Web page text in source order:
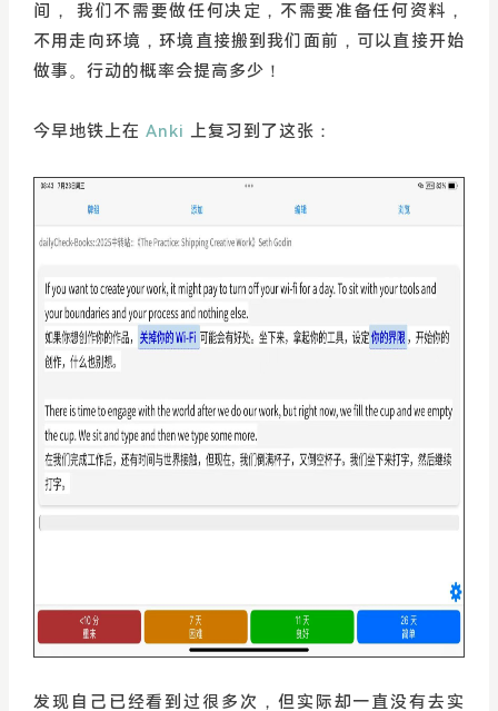
间， 我们不需要做任何决定，不需要准备任何资料，
不用走向环境，环境直接搬到我们面前，可以直接开始
做事。行动的概率会提高多少！
今早地铁上在 Anki 上复习到了这张：
发现自己已经看到过很多次，但实际却一直没有去实